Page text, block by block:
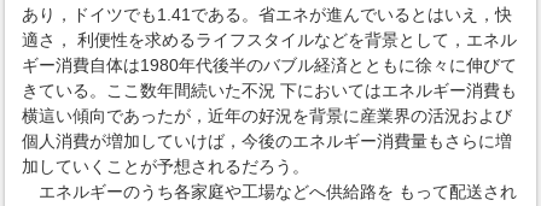
あり，ドイツでも1.41である。省エネが進んでいるとはいえ，快
適さ， 利便性を求めるライフスタイルなどを背景として，エネル
ギー消費自体は1980年代後半のバブル経済とともに徐々に伸びて
きている。ここ数年間続いた不況 下においてはエネルギー消費も
横這い傾向であったが，近年の好況を背景に産業界の活況および
個人消費が増加していけば，今後のエネルギー消費量もさらに増
加していくことが予想されるだろう。
エネルギーのうち各家庭や工場などへ供給路を もって配送され